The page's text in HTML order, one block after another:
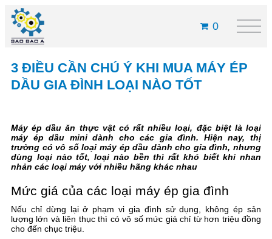
0
3 ĐIỀU CẦN CHÚ Ý KHI MUA MÁY ÉP
DẦU GIA ĐÌNH LOẠI NÀO TỐT
Máy ép dầu ăn thực vật có rất nhiều loại, đặc biệt là loại
máy ép dầu mini dành cho các gia đình. Hiện nay, thị
trường có vô số loại máy ép dầu dành cho gia đình, nhưng
dùng loại nào tốt, loại nào bền thì rất khó biết khi nhan
nhản các loại máy với nhiều hãng khác nhau
Mức giá của các loại máy ép gia đình
Nếu chỉ dừng lại ở phạm vi gia đình sử dụng, không ép sản
lượng lớn và liên thục thì có vô số mức giá chỉ từ hơn triệu đồng
cho đến chục triệu.